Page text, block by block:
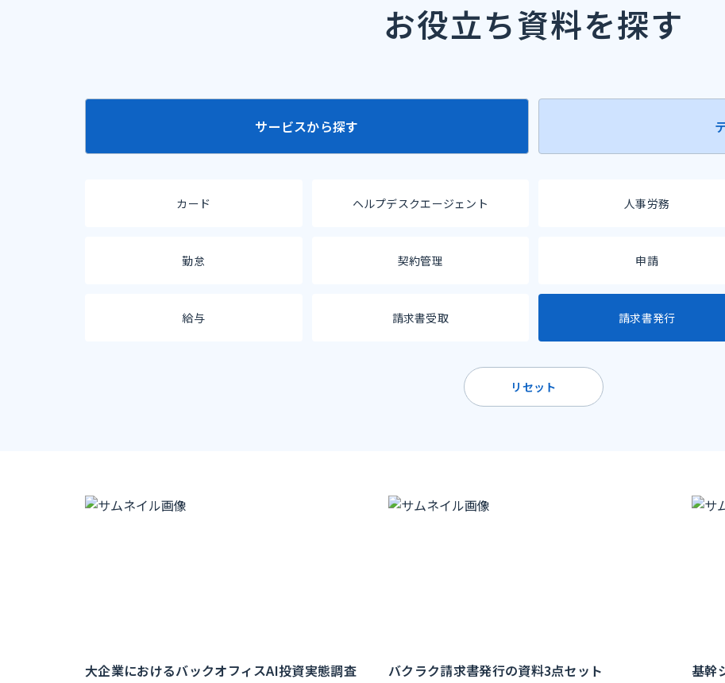
お役立ち資料を探す
サービスから探す
カード ヘルプデスクエージェント 人事労務
勤怠 契約管理 申請
給与 請求書受取 請求書発行
リセット
大企業におけるバックオフィスAI投資実態調査 バクラク請求書発行の資料3点セット
基幹